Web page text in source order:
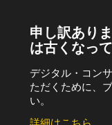
申し訳あり
は古くなっ
デジタル・コン
ただくために、
い。